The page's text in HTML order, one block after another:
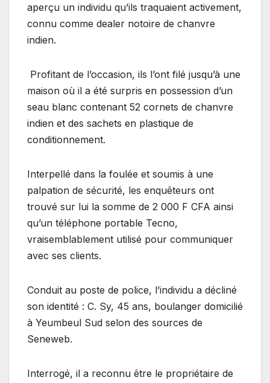
aperçu un individu qu’ils traquaient activement,
connu comme dealer notoire de chanvre
indien.
Profitant de l’occasion, ils l’ont filé jusqu’à une
maison où il a été surpris en possession d’un
seau blanc contenant 52 cornets de chanvre
indien et des sachets en plastique de
conditionnement.
Interpellé dans la foulée et soumis à une
palpation de sécurité, les enquêteurs ont
trouvé sur lui la somme de 2 000 F CFA ainsi
qu’un téléphone portable Tecno,
vraisemblablement utilisé pour communiquer
avec ses clients.
Conduit au poste de police, l’individu a décliné
son identité : C. Sy, 45 ans, boulanger domicilié
à Yeumbeul Sud selon des sources de
Seneweb.
Interrogé, il a reconnu être le propriétaire de